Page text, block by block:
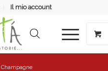
Il mio account
Champagne